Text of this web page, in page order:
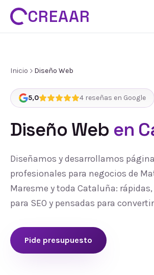
CREAAR
Inicio Diseño Web
5,0 4 reseñas en Google
Diseño Web en
Diseñamos y desarrollamos
profesionales para negocios de
Maresme y toda Cataluña:
para SEO y pensadas para
Pide presupuesto